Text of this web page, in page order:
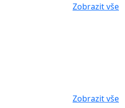
Zobrazit vše
Zobrazit vše